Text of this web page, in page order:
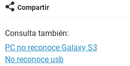
Compartir
Consulta también:
PC no reconoce Galaxy S3
No reconoce usb